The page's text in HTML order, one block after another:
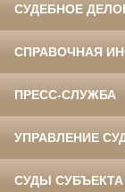
СУДЕБНОЕ
СПРАВОЧНАЯ
ПРЕСС-СЛУЖБА
УПРАВЛЕНИЕ
СУДЫ